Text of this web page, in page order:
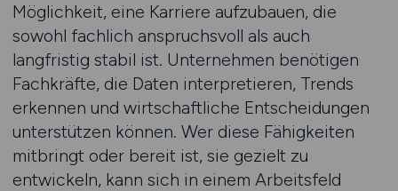
Möglichkeit, eine Karriere aufzubauen, die
sowohl fachlich anspruchsvoll als auch
langfristig stabil ist. Unternehmen benötigen
Fachkräfte, die Daten interpretieren, Trends
erkennen und wirtschaftliche Entscheidungen
unterstützen können. Wer diese Fähigkeiten
mitbringt oder bereit ist, sie gezielt zu
entwickeln, kann sich in einem Arbeitsfeld